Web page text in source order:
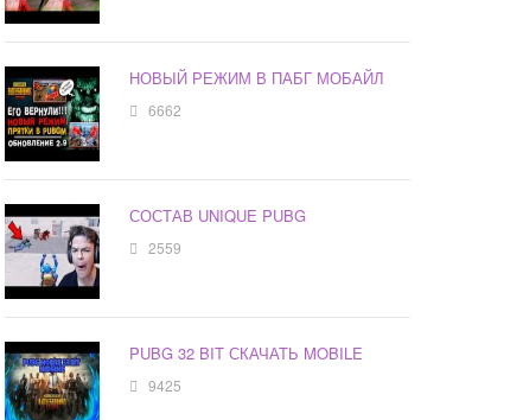
НОВЫЙ РЕЖИМ В ПАБГ МОБАЙЛ
6662
СОСТАВ UNIQUE PUBG
2559
PUBG 32 BIT СКАЧАТЬ MOBILE
9425